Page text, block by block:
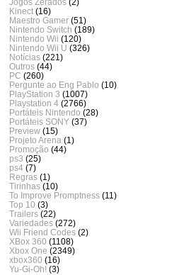
Jogos Zerados (2)
Kinect (16)
Maestro Gamer (51)
Nintendo Switch (189)
Nintendo Wii (120)
Nintendo Wii U (326)
Notícias (221)
Outros (44)
PC (260)
Pergunte ao Eng Pablo (10)
PlayStation 3 (1007)
Playstation 4 (2766)
Portáteis Nintendo (28)
Portáteis SONY (37)
Preview (15)
Projeto Arena (1)
Promoção (44)
ps3 (25)
ps4 (7)
Regras (1)
Tirinhas (10)
To Improve Promptness (11)
Top 10 (3)
Trailers (22)
Variedades (272)
Wii Friend Codes (2)
XBox 360 (1108)
Xbox One (2349)
xbox360 (16)
Yu-Gi-Oh! (3)